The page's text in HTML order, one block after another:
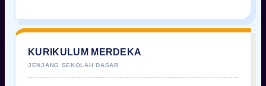
KURIKULUM MERDEKA